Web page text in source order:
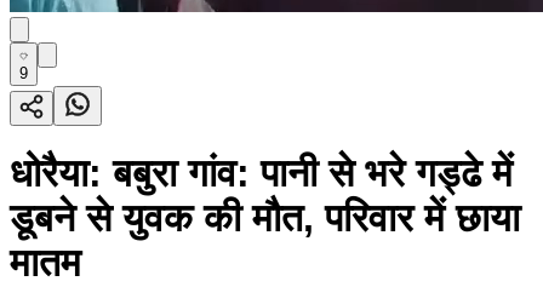
9
धोरैया: बबुरा गांव: पानी से भरे गड्ढे में
डूबने से युवक की मौत, परिवार में छाया
मातम